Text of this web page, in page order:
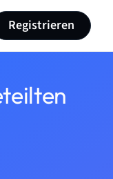
Registrieren